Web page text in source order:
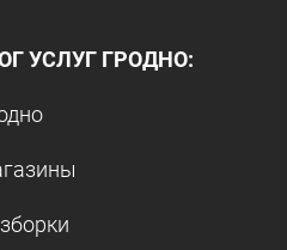
УСЛУГ ГРОДНО: